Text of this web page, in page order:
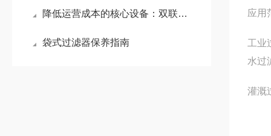
降低运营成本的核心设备：双联袋式过滤器应用详解
袋式过滤器保养指南
应用
工业
水过
灌溉